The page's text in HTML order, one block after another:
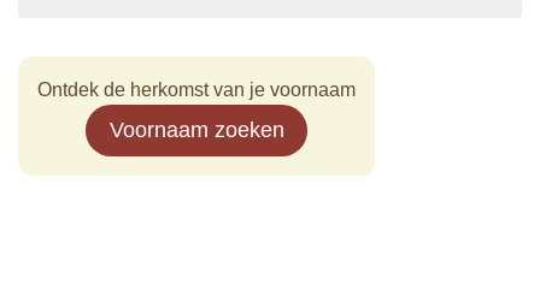
Ontdek de herkomst van je voornaam
Voornaam zoeken